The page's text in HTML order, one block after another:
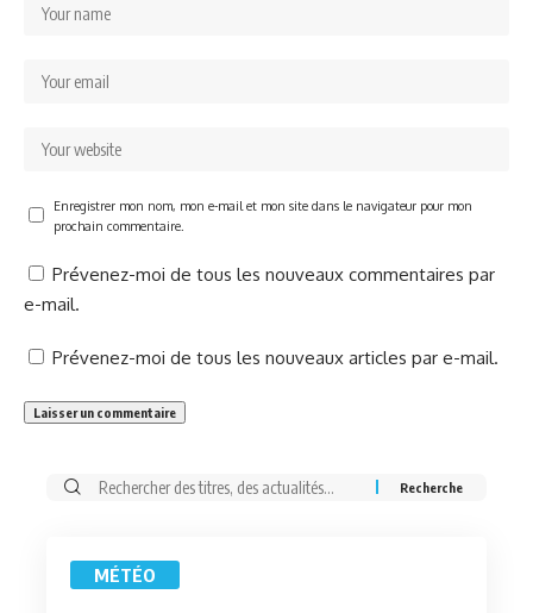
Enregistrer mon nom, mon e-mail et mon site dans le navigateur pour mon
prochain commentaire.
Prévenez-moi de tous les nouveaux commentaires par
e-mail.
Prévenez-moi de tous les nouveaux articles par e-mail.
Rechercher:
MÉTÉO